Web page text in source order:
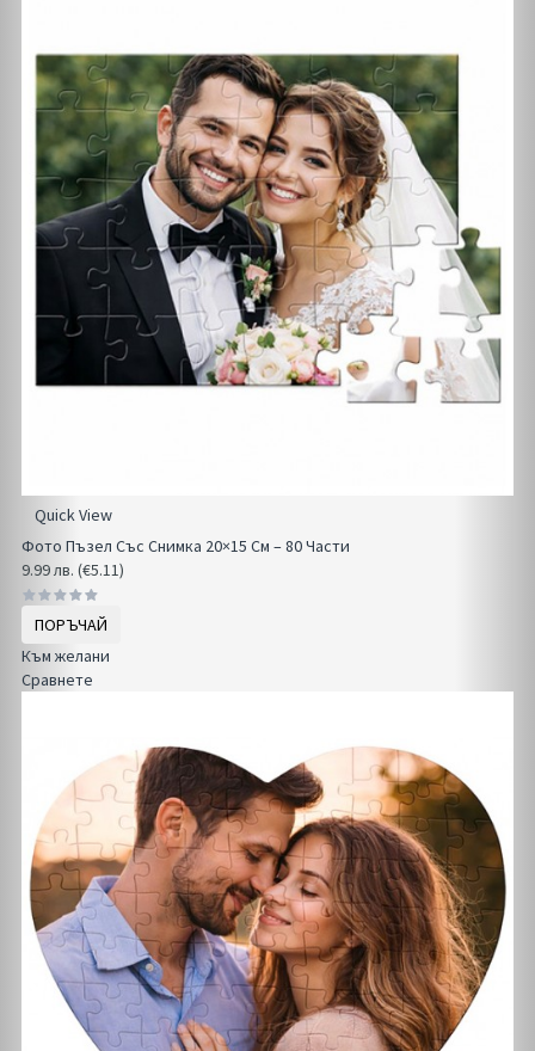
Quick View
Фото Пъзел Със Снимка 20×15 См – 80 Части
9.99 лв. (€5.11)
ПОРЪЧАЙ
Към желани
Сравнете